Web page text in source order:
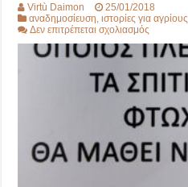
Virtù Daimon
25/01/2018
αναδημοσίευση ,ιστορίες για αγρίους
Δεν επιτρέπεται σχολιασμός
στην